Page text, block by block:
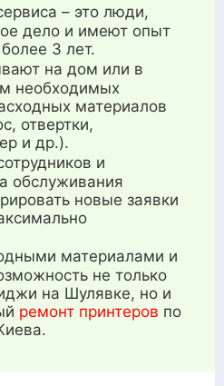
– это люди,
дело и имеют опыт
3 лет.
на дом или в
необходимых
материалов
отвертки,
и др.).
и
обслуживания
новые заявки
материалами и
не только
на Шулявке, но и
ремонт принтеров по